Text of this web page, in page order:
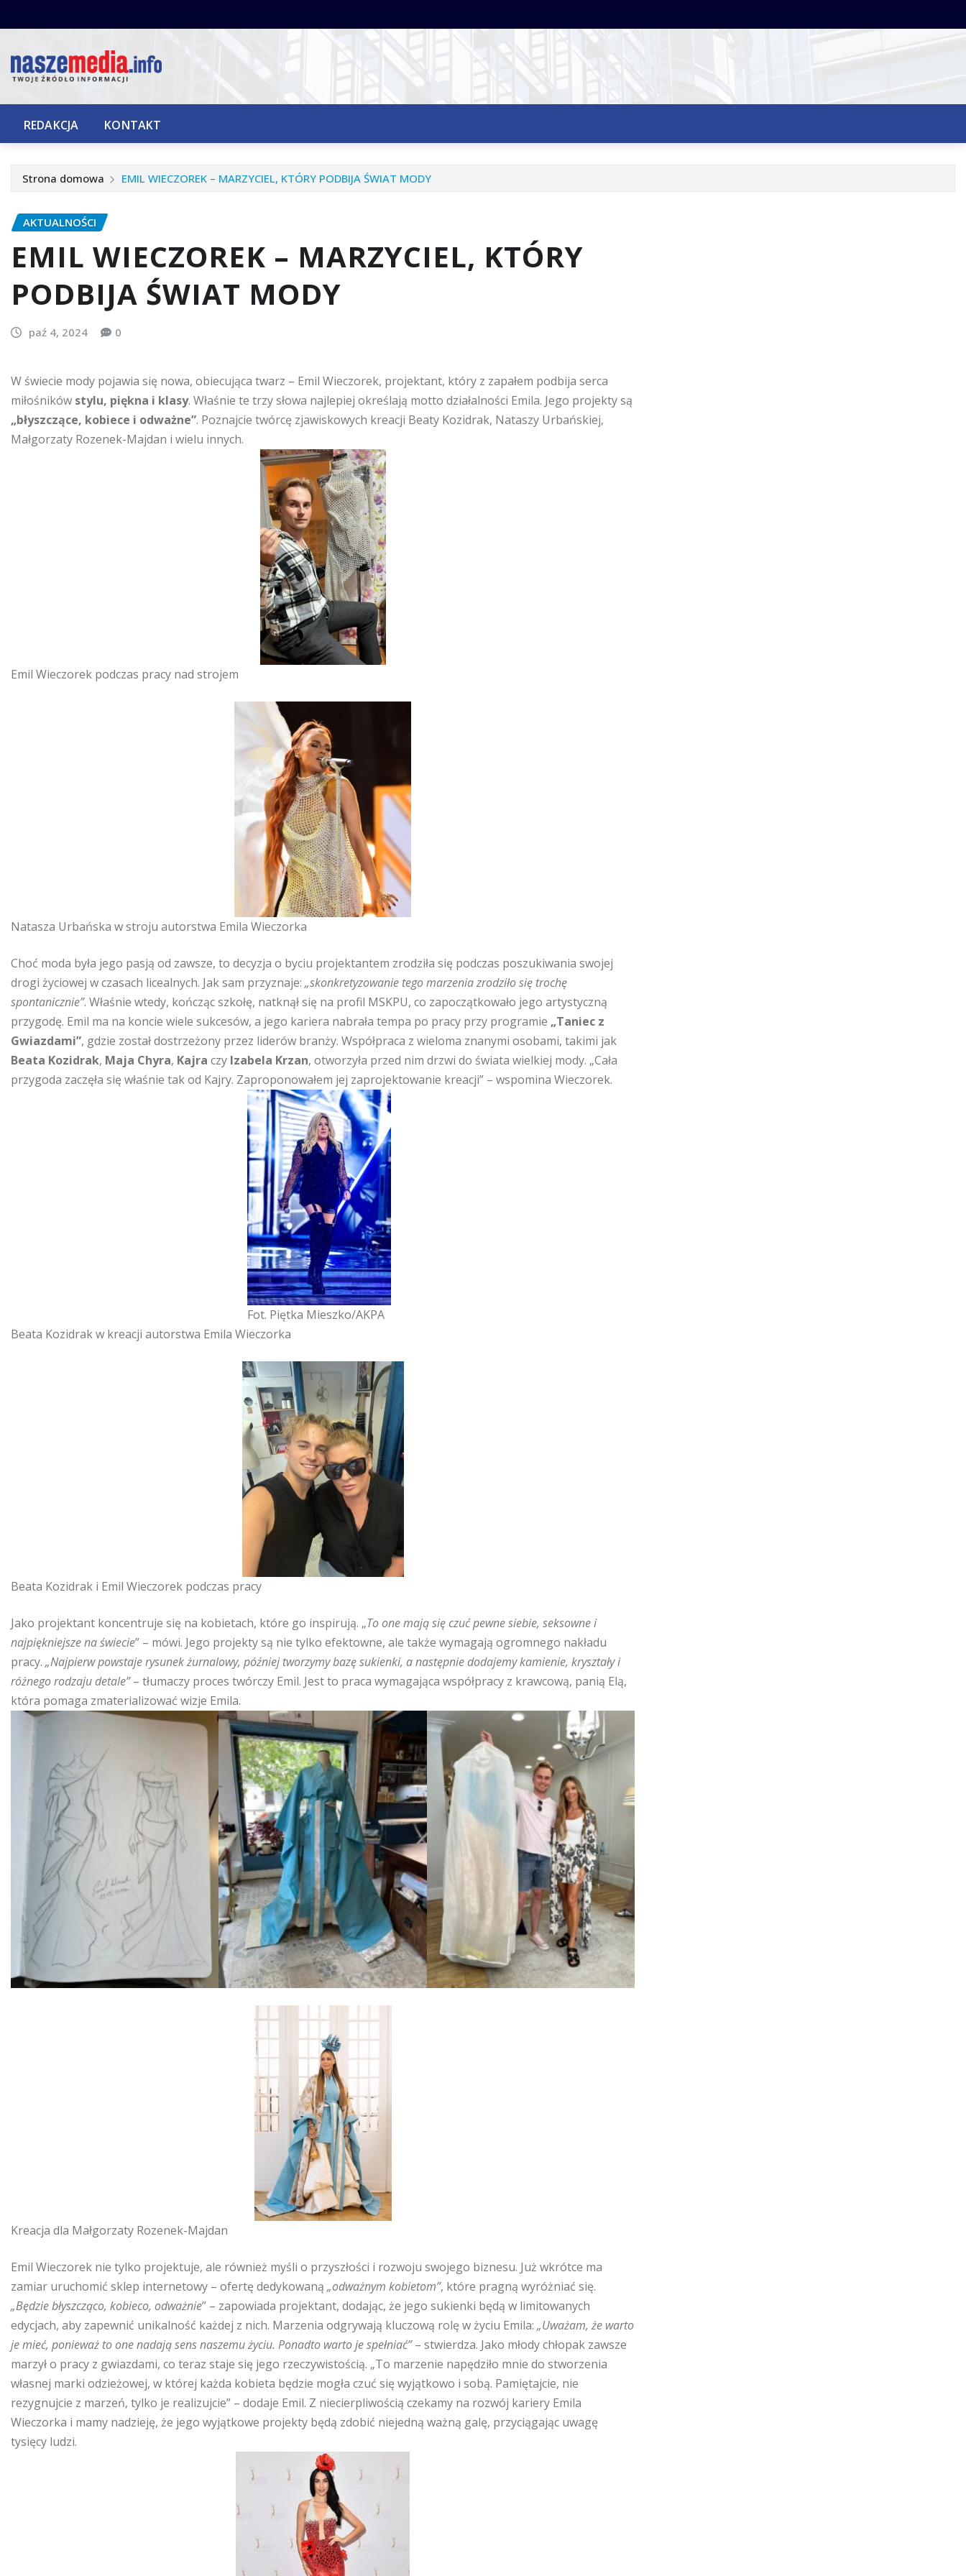
do
REDAKCJA KONTAKT
Strona domowa EMIL WIECZOREK – MARZYCIEL, KTÓRY PODBIJA ŚWIAT MODY
AKTUALNOŚCI
EMIL WIECZOREK – MARZYCIEL, KTÓRY
PODBIJA ŚWIAT MODY
paź 4, 2024 0
W świecie mody pojawia się nowa, obiecująca twarz – Emil Wieczorek, projektant, który z zapałem podbija serca
miłośników stylu, piękna i klasy. Właśnie te trzy słowa najlepiej określają motto działalności Emila. Jego projekty są
„błyszczące, kobiece i odważne”. Poznajcie twórcę zjawiskowych kreacji Beaty Kozidrak, Nataszy Urbańskiej,
Małgorzaty Rozenek-Majdan i wielu innych.
Emil Wieczorek podczas pracy nad strojem
Natasza Urbańska w stroju autorstwa Emila Wieczorka
Choć moda była jego pasją od zawsze, to decyzja o byciu projektantem zrodziła się podczas poszukiwania swojej
drogi życiowej w czasach licealnych. Jak sam przyznaje: „skonkretyzowanie tego marzenia zrodziło się trochę
spontanicznie”. Właśnie wtedy, kończąc szkołę, natknął się na profil MSKPU, co zapoczątkowało jego artystyczną
przygodę. Emil ma na koncie wiele sukcesów, a jego kariera nabrała tempa po pracy przy programie „Taniec z
Gwiazdami”, gdzie został dostrzeżony przez liderów branży. Współpraca z wieloma znanymi osobami, takimi jak
Beata Kozidrak, Maja Chyra, Kajra czy Izabela Krzan, otworzyła przed nim drzwi do świata wielkiej mody. „Cała
przygoda zaczęła się właśnie tak od Kajry. Zaproponowałem jej zaprojektowanie kreacji” – wspomina Wieczorek.
Fot. Piętka Mieszko/AKPA
Beata Kozidrak w kreacji autorstwa Emila Wieczorka
Beata Kozidrak i Emil Wieczorek podczas pracy
Jako projektant koncentruje się na kobietach, które go inspirują. „To one mają się czuć pewne siebie, seksowne i
najpiękniejsze na świecie” – mówi. Jego projekty są nie tylko efektowne, ale także wymagają ogromnego nakładu
pracy. „Najpierw powstaje rysunek żurnalowy, później tworzymy bazę sukienki, a następnie dodajemy kamienie, kryształy i
różnego rodzaju detale”– tłumaczy proces twórczy Emil. Jest to praca wymagająca współpracy z krawcową, panią Elą,
która pomaga zmaterializować wizje Emila.
Kreacja dla Małgorzaty Rozenek-Majdan
Emil Wieczorek nie tylko projektuje, ale również myśli o przyszłości i rozwoju swojego biznesu. Już wkrótce ma
zamiar uruchomić sklep internetowy – ofertę dedykowaną „odważnym kobietom”, które pragną wyróżniać się.
„Będzie błyszcząco, kobieco, odważnie” – zapowiada projektant, dodając, że jego sukienki będą w limitowanych
edycjach, aby zapewnić unikalność każdej z nich. Marzenia odgrywają kluczową rolę w życiu Emila: „Uważam, że warto
je mieć, ponieważ to one nadają sens naszemu życiu. Ponadto warto je spełniać”– stwierdza. Jako młody chłopak zawsze
marzył o pracy z gwiazdami, co teraz staje się jego rzeczywistością. „To marzenie napędziło mnie do stworzenia
własnej marki odzieżowej, w której każda kobieta będzie mogła czuć się wyjątkowo i sobą. Pamiętajcie, nie
rezygnujcie z marzeń, tylko je realizujcie” – dodaje Emil. Z niecierpliwością czekamy na rozwój kariery Emila
Wieczorka i mamy nadzieję, że jego wyjątkowe projekty będą zdobić niejedną ważną galę, przyciągając uwagę
tysięcy ludzi.